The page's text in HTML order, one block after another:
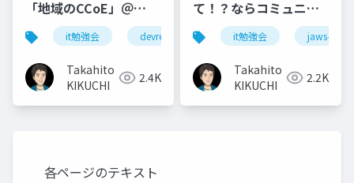
「地域のCCoE」＠
DevRel/Tokyo
#95(2024.08.07)
it勉強会 devrel devreljp
Takahito
KIKUCHI
2.4K
て！？ならコミュニテ
ィを作ればいいじゃな
い！ 地方版
CCoE「re:light
local」の取り組みとそ
の未来@JAWS DAYS
it勉強会 jaws-ug
Takahito
KIKUCHI
2.2K
各ページのテキスト